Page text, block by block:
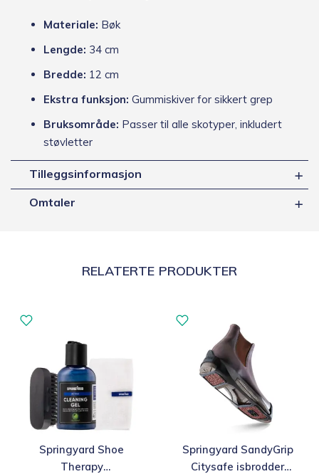
Materiale: Bøk
Lengde: 34 cm
Bredde: 12 cm
Ekstra funksjon: Gummiskiver for sikkert grep
Bruksområde: Passer til alle skotyper, inkludert
støvletter
Tilleggsinformasjon
Omtaler
RELATERTE PRODUKTER
Springyard Shoe
Therapy
Springyard SandyGrip
Citysafe isbrodder
Dette
produktet